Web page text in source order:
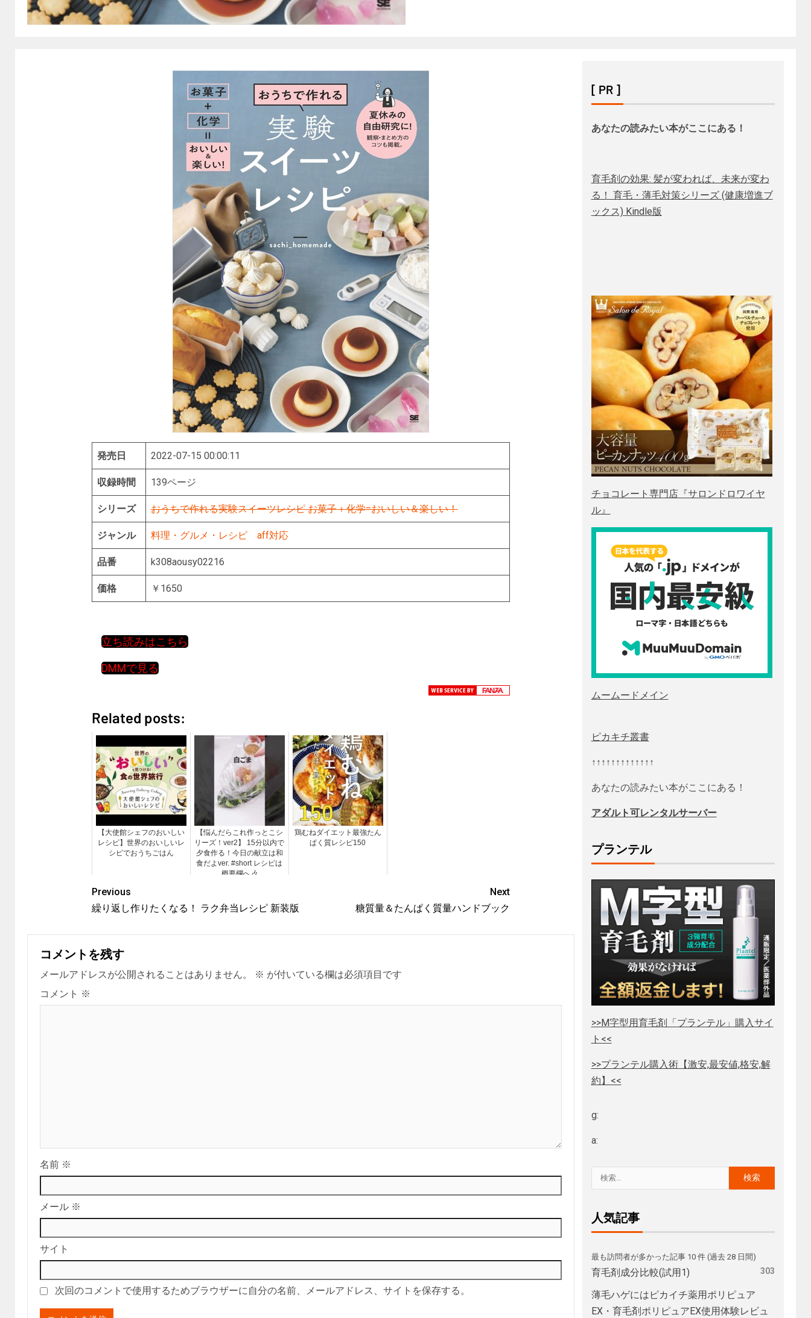
発売日 2022-07-15 00:00:11
収録時間 139ページ
シリーズ おうちで作れる実験スイーツレシピ お菓子＋化学=おいしい＆楽しい！
ジャンル 料理・グルメ・レシピ aff対応
品番 k308aousy02216
価格 ￥1650
立ち読みはこちら
DMMで見る
Related posts:
【大使館シェフのおいしい
レシピ】世界のおいしいレ
シピでおうちごはん
【悩んだらこれ作っとこシ
リーズ！ver2】 15分以内で
夕食作る！今日の献立は和
食だよver. #short レシピは
概要欄へ🎶
鶏むねダイエット最強たん
ぱく質レシピ150
Previous
繰り返し作りたくなる！ ラク弁当レシピ 新装版
Next
糖質量＆たんぱく質量ハンドブック
コメントを残す
メールアドレスが公開されることはありません。 ※ が付いている欄は必須項目です
コメント ※
名前 ※
メール ※
サイト
次回のコメントで使用するためブラウザーに自分の名前、メールアドレス、サイトを保存する。
[ PR ]
あなたの読みたい本がここにある！
育毛剤の効果: 髪が変われば、未来が変わ
る！ 育毛・薄毛対策シリーズ (健康増進ブ
ックス) Kindle版
チョコレート専門店『サロンドロワイヤ
ル』
ムームードメイン
ピカキチ叢書
↑↑↑↑↑↑↑↑↑↑↑↑↑
あなたの読みたい本がここにある！
アダルト可レンタルサーバー
プランテル
>>M字型用育毛剤「プランテル」購入サイ
ト<<
>>プランテル購入術【激安,最安値,格安,解
約】<<
g:
a:
人気記事
最も訪問者が多かった記事 10 件 (過去 28 日間)
育毛剤成分比較(試用1) 303
薄毛ハゲにはピカイチ薬用ポリピュア
EX・育毛剤ポリピュアEX使用体験レビュ